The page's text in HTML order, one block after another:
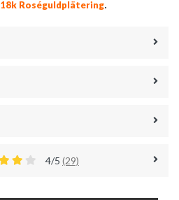
18k Roséguldplätering.
4/5 (29)